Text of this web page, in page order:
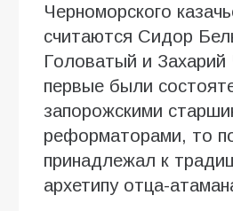
Черноморского
считаются Сидор
Головатый и Захарий
первые были
запорожскими
реформаторами, то
принадлежал к
архетипу отца-